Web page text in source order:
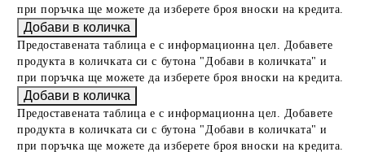
при поръчка ще можете да изберете броя вноски на кредита.
Предоставената таблица е с информационна цел. Добавете
продукта в количката си с бутона "Добави в количката" и
при поръчка ще можете да изберете броя вноски на кредита.
Предоставената таблица е с информационна цел. Добавете
продукта в количката си с бутона "Добави в количката" и
при поръчка ще можете да изберете броя вноски на кредита.